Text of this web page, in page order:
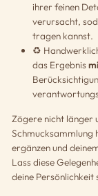
ihrer feinen
verursacht,
tragen kannst.
♻️
das Ergebnis
Zögere nicht länger
Schmucksammlung
ergänzen und
Lass diese
deine Persönlichkeit